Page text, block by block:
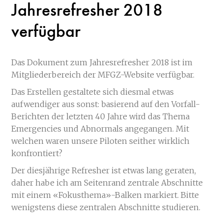
Jahresrefresher 2018
verfügbar
Das Dokument zum Jahresrefresher 2018 ist im
Mitgliederbereich der MFGZ-Website verfügbar.
Das Erstellen gestaltete sich diesmal etwas
aufwendiger aus sonst: basierend auf den Vorfall-
Berichten der letzten 40 Jahre wird das Thema
Emergencies und Abnormals angegangen. Mit
welchen waren unsere Piloten seither wirklich
konfrontiert?
Der diesjährige Refresher ist etwas lang geraten,
daher habe ich am Seitenrand zentrale Abschnitte
mit einem «Fokusthema»-Balken markiert. Bitte
wenigstens diese zentralen Abschnitte studieren.